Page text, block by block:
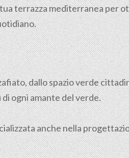
terrazza mediterranea per
dallo spazio verde
ogni amante del verde.
anche nella